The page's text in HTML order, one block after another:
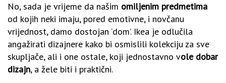
No, sada je vrijeme da našim omiljenim predmetima
od kojih neki imaju, pored emotivne, i novčanu
vrijednost, damo dostojan ‘dom’. Ikea je odlučila
angažirati dizajnere kako bi osmislili kolekciju za sve
skupljače, ali i one ostale, koji jednostavno vole dobar
dizajn, a žele biti i praktični.